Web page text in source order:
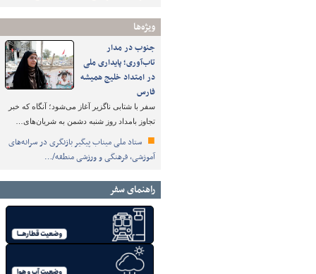
ویژه‌ها
جنوب در مدار
تاب‌آوری؛ پایداری ملی
در امتداد خلیج همیشه
فارس
سفر با شتابی ناگزیر آغاز می‌شود؛ آنگاه که خبر
تجاوز بامداد روز شنبه دشمن به شریان‌های…
ستاد ملی میناب پیگیر بازنگری در سرانه‌های
آموزشی، فرهنگی و ورزشی منطقه/…
راهنمای سفر